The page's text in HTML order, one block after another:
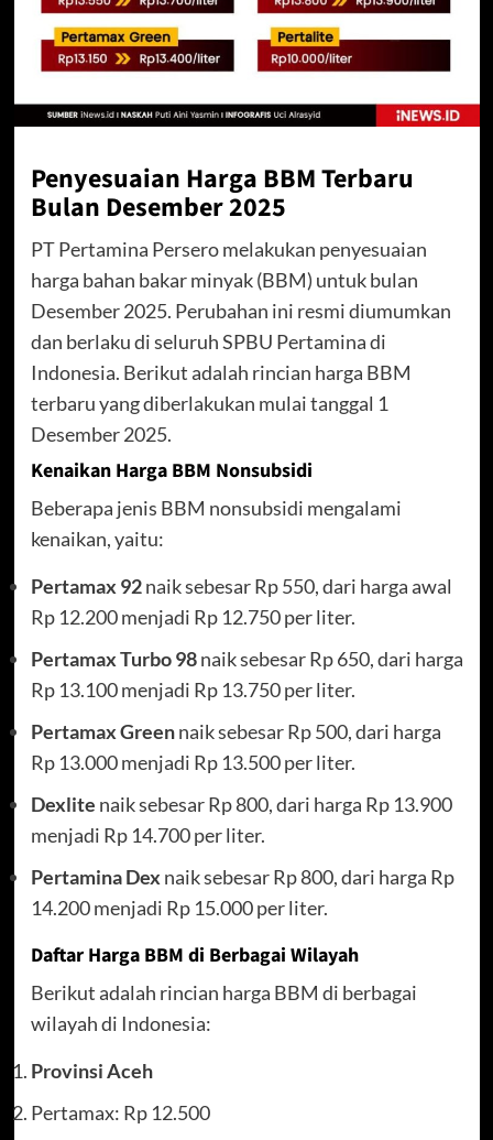
Penyesuaian Harga BBM Terbaru
Bulan Desember 2025
PT Pertamina Persero melakukan penyesuaian
harga bahan bakar minyak (BBM) untuk bulan
Desember 2025. Perubahan ini resmi diumumkan
dan berlaku di seluruh SPBU Pertamina di
Indonesia. Berikut adalah rincian harga BBM
terbaru yang diberlakukan mulai tanggal 1
Desember 2025.
Kenaikan Harga BBM Nonsubsidi
Beberapa jenis BBM nonsubsidi mengalami
kenaikan, yaitu:
Pertamax 92naik sebesar Rp 550, dari harga awal
Rp 12.200 menjadi Rp 12.750 per liter.
Pertamax Turbo 98naik sebesar Rp 650, dari harga
Rp 13.100 menjadi Rp 13.750 per liter.
Pertamax Greennaik sebesar Rp 500, dari harga
Rp 13.000 menjadi Rp 13.500 per liter.
Dexlite naik sebesar Rp 800, dari harga Rp 13.900
menjadi Rp 14.700 per liter.
Pertamina Dex naik sebesar Rp 800, dari harga Rp
14.200 menjadi Rp 15.000 per liter.
Daftar Harga BBM di Berbagai Wilayah
Berikut adalah rincian harga BBM di berbagai
wilayah di Indonesia:
Provinsi Aceh
Pertamax: Rp 12.500